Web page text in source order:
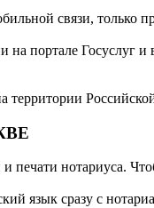
связи,
портале Госуслуг
территории
печати нотариуса.
язык сразу с